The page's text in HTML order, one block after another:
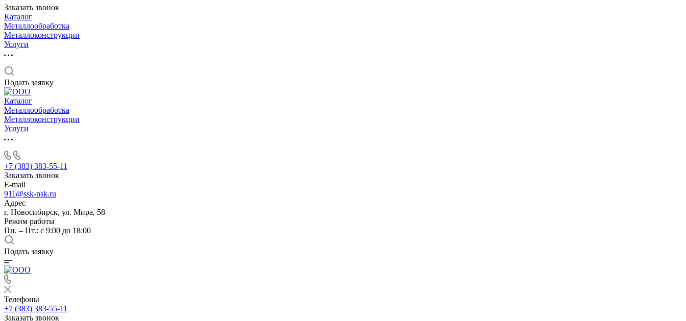
Заказать звонок
Каталог
Металлообработка
Металлоконструкции
Услуги
Подать заявку
Каталог
Металлообработка
Металлоконструкции
Услуги
+7 (383) 383-55-11
Заказать звонок
E-mail
911@ssk-nsk.ru
Адрес
г. Новосибирск, ул. Мира, 58
Режим работы
Пн. – Пт.: с 9:00 до 18:00
Подать заявку
Телефоны
+7 (383) 383-55-11
Заказать звонок